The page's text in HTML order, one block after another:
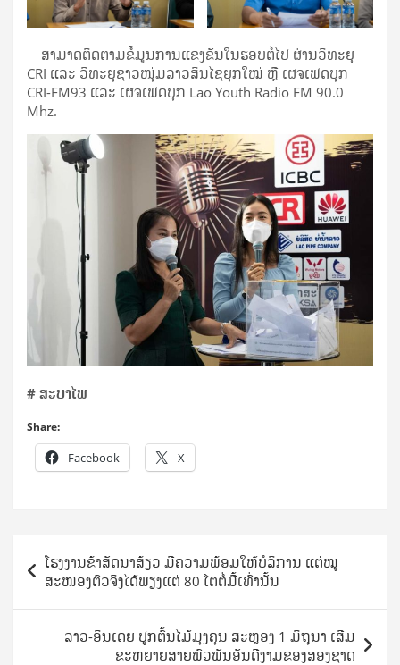
ສາມາດຕິດຕາມຂໍ້ມູນການແຂ່ງຂັນໃນຮອບຕໍ່ໄປ ຜ່ານວິທະຍຸ
CRI ແລະ ວິທະຍຸຊາວໜຸ່ມລາວສິນໄຊຍຸກໃໝ່ ຫຼື ເຜຈເຟດບຸກ
CRI-FM93 ແລະ ເຜຈເຟດບຸກ Lao Youth Radio FM 90.0
Mhz.
# ສະບາໄພ
Share:
Facebook X
Post
navigation
ໂຮງງານຂ້າສັດນາສ້ຽວ ມີຄວາມພ້ອມໃຫ້ບໍລິການ ແຕ່ໝູ
ສະໜອງຕົວຈິງໄດ້ພຽງແຕ່ 80 ໂຕຕໍ່ມື້ເທົ່ານັ້ນ
ລາວ-ອິນເດຍ ປູກຕົ້ນໄມ້ມຸງຄຸນ ສະຫຼອງ 1 ມິຖຸນາ ເສີມ
ຂະຫຍາຍສາຍພົວພັນອັນດີງາມຂອງສອງຊາດ